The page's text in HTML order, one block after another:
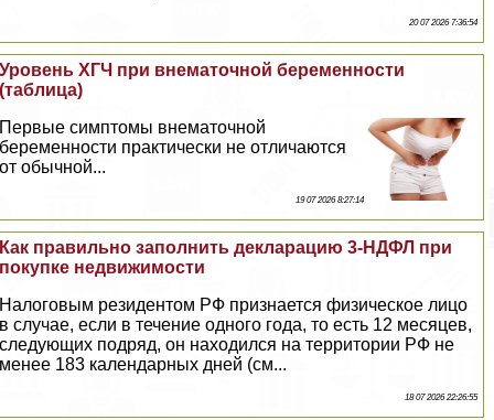
20 07 2026 7:36:54
Уровень ХГЧ при внематочной беременности
(таблица)
Первые симптомы внематочной
беременности пpaктически не отличаются
от обычной...
19 07 2026 8:27:14
Как правильно заполнить декларацию 3-НДФЛ при
покупке недвижимости
Налоговым резидентом РФ признается физическое лицо
в случае, если в течение одного года, то есть 12 месяцев,
следующих подряд, он находился на территории РФ не
менее 183 календарных дней (см...
18 07 2026 22:26:55